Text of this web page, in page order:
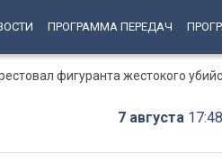
ПРОГРАММА ПЕРЕДАЧ
фигуранта жестокого
7 августа 17:48